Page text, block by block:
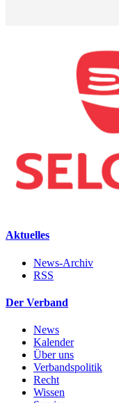
Aktuelles
News-Archiv
RSS
Der Verband
News
Kalender
Über uns
Verbandspolitik
Recht
Wissen